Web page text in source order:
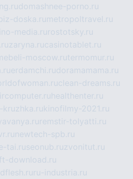
domashnee-porno.ru
doska.ru metropoltravel.ru
media.ru rostotsky.ru
zaryna.rucasinotablet.ru
moscow.rutermomur.ru
erdamchi.rudoramamama.ru
clean-dreams.ru
healthenter.ru
kruzhka.rukinofilmy-2021.ru
remstir-tolyatti.ru
newtech-spb.ru
tai.ruseonub.ruzvonitut.ru
download.ru
ru-industria.ru